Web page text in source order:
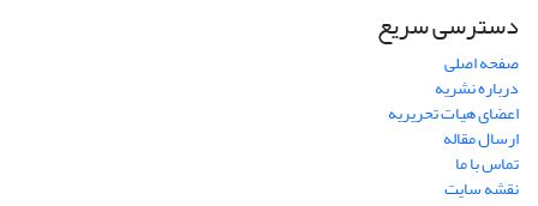
دسترسی سریع
صفحه اصلی
درباره نشریه
اعضای هیات تحریریه
ارسال مقاله
تماس با ما
نقشه سایت